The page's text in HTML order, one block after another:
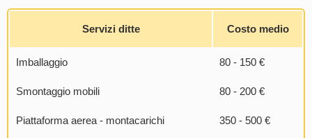
Servizi ditte Costo medio
Imballaggio 80 - 150 €
Smontaggio mobili 80 - 200 €
Piattaforma aerea - montacarichi 350 - 500 €